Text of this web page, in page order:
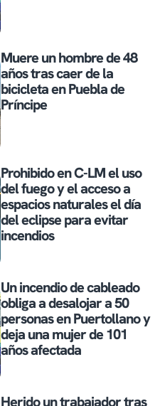
Muere un hombre de 48
años tras caer de la
bicicleta en Puebla de
Príncipe
Prohibido en C-LM el uso
del fuego y el acceso a
espacios naturales el día
del eclipse para evitar
incendios
Un incendio de cableado
obliga a desalojar a 50
personas en Puertollano y
deja una mujer de 101
años afectada
Herido un trabajador tras